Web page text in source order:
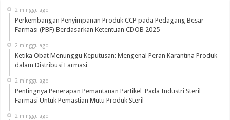
2 minggu ago
Perkembangan Penyimpanan Produk CCP pada Pedagang Besar
Farmasi (PBF) Berdasarkan Ketentuan CDOB 2025
2 minggu ago
Ketika Obat Menunggu Keputusan: Mengenal Peran Karantina Produk
dalam Distribusi Farmasi
2 minggu ago
Pentingnya Penerapan Pemantauan Partikel Pada Industri Steril
Farmasi Untuk Pemastian Mutu Produk Steril
2 minggu ago